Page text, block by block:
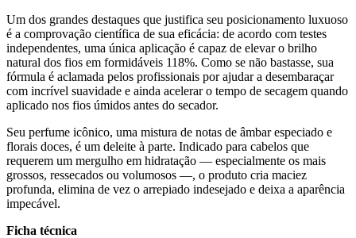
Um dos grandes destaques que justifica seu posicionamento luxuoso
é a comprovação científica de sua eficácia: de acordo com testes
independentes, uma única aplicação é capaz de elevar o brilho
natural dos fios em formidáveis 118%. Como se não bastasse, sua
fórmula é aclamada pelos profissionais por ajudar a desembaraçar
com incrível suavidade e ainda acelerar o tempo de secagem quando
aplicado nos fios úmidos antes do secador.
Seu perfume icônico, uma mistura de notas de âmbar especiado e
florais doces, é um deleite à parte. Indicado para cabelos que
requerem um mergulho em hidratação — especialmente os mais
grossos, ressecados ou volumosos —, o produto cria maciez
profunda, elimina de vez o arrepiado indesejado e deixa a aparência
impecável.
Ficha técnica